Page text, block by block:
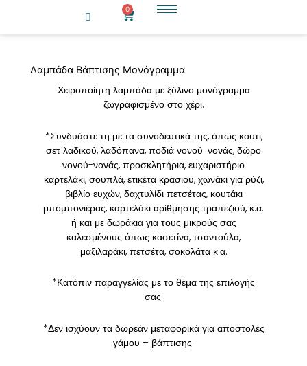
0
Cart
Λαμπάδα Βάπτισης Μονόγραμμα
Χειροποίητη λαμπάδα με ξύλινο μονόγραμμα
ζωγραφισμένο στο χέρι.
*Συνδυάστε τη με τα συνοδευτικά της, όπως κουτί,
σετ λαδικού, λαδόπανα, ποδιά νονού-νονάς, δώρο
νονού-νονάς, προσκλητήρια, ευχαριστήριο
καρτελάκι, σουπλά, ετικέτα κρασιού, χωνάκι για ρύζι,
βιβλίο ευχών, δαχτυλίδι πετσέτας, κουτάκι
μπομπονιέρας, καρτελάκι αρίθμησης τραπεζιού, κ.α.
ή και με δωράκια για τους μικρούς σας
καλεσμένους όπως κασετίνα, τσαντούλα,
μαξιλαράκι, πετσέτα, σοκολάτα κ.α.
*Κατόπιν παραγγελίας με το θέμα της επιλογής
σας.
*Δεν ισχύουν τα δωρεάν μεταφορικά για αποστολές
γάμου – βάπτισης.